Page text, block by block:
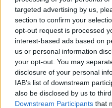
targeted advertising by us,
section to confirm your
opt-out request is processed
interest-based ads based on
us or personal information
your opt-out. You may
disclosure of your personal
IAB’s list of downstream
also be disclosed by us to
Downstream Participants that
Komentuoti po šiuo
Komentuoti gali tik
Prisijunkite prie
bendruomenės ir